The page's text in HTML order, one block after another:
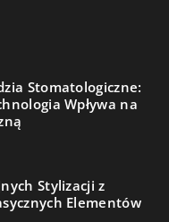
Stomatologiczne:
Wpływa na
Stylizacji z
Elementów